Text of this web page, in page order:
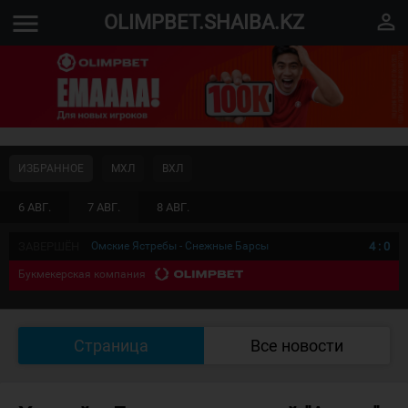
menu OLIMPBET.SHAIBA.KZ perm_identity
6 АВГ. 7 АВГ. 8 АВГ.
ИЗБРАННОЕ МХЛ ВХЛ
Омские Ястребы - Снежные Барсы 4: 0
Букмекерская компания
Страница Все новости